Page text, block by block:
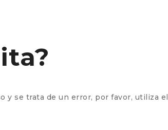
y se trata de un error, por favor, utiliza el